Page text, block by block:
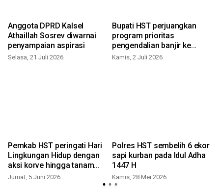
Anggota DPRD Kalsel
Athaillah Sosrev diwarnai
penyampaian aspirasi
Selasa, 21 Juli 2026
Bupati HST perjuangkan
program prioritas
pengendalian banjir ke
Kementerian PU
Kamis, 2 Juli 2026
Pemkab HST peringati Hari
Lingkungan Hidup dengan
aksi korve hingga tanam
pohon
Jumat, 5 Juni 2026
Polres HST sembelih 6 ekor
sapi kurban pada Idul Adha
1447 H
Kamis, 28 Mei 2026